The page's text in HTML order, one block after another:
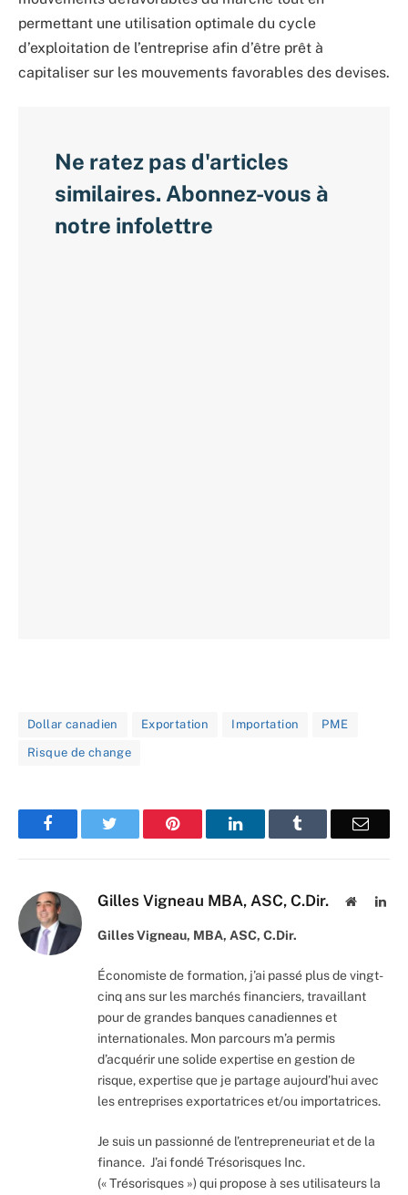
permettant une utilisation optimale du cycle
d’exploitation de l’entreprise afin d’être prêt à
capitaliser sur les mouvements favorables des devises.
Ne ratez pas d'articles
similaires. Abonnez-vous à
notre infolettre
Dollar canadien Exportation Importation PME
Risque de change
Facebook Pinterest LinkedIn Email
Gilles Vigneau MBA, ASC, C.Dir. Website
Gilles Vigneau, MBA, ASC, C.Dir.
Économiste de formation, j’ai passé plus de vingt-
cinq ans sur les marchés financiers, travaillant
pour de grandes banques canadiennes et
internationales. Mon parcours m’a permis
d’acquérir une solide expertise en gestion de
risque, expertise que je partage aujourd’hui avec
les entreprises exportatrices et/ou importatrices.
Je suis un passionné de l’entrepreneuriat et de la
finance. J’ai fondé Trésorisques Inc.
(« Trésorisques ») qui propose à ses utilisateurs la